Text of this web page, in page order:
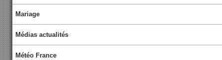
Mariage
Médias actualités
Météo France